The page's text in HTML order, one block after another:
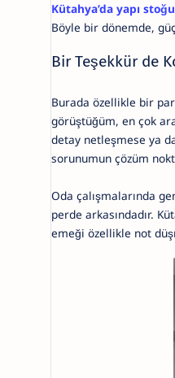
Kütahya’da yapı
Böyle bir dönemde,
Bir Teşekkür de
Burada özellikle bir
görüştüğüm, en çok
detay netleşmese ya
sorunumun çözüm
Oda çalışmalarında
perde arkasındadır.
emeği özellikle not